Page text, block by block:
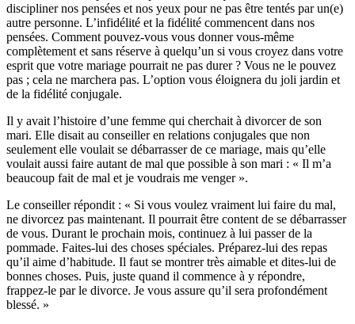
discipliner nos pensées et nos yeux pour ne pas être tentés par un(e)
autre personne. L’infidélité et la fidélité commencent dans nos
pensées. Comment pouvez-vous vous donner vous-même
complètement et sans réserve à quelqu’un si vous croyez dans votre
esprit que votre mariage pourrait ne pas durer ? Vous ne le pouvez
pas ; cela ne marchera pas. L’option vous éloignera du joli jardin et
de la fidélité conjugale.
Il y avait l’histoire d’une femme qui cherchait à divorcer de son
mari. Elle disait au conseiller en relations conjugales que non
seulement elle voulait se débarrasser de ce mariage, mais qu’elle
voulait aussi faire autant de mal que possible à son mari : « Il m’a
beaucoup fait de mal et je voudrais me venger ».
Le conseiller répondit : « Si vous voulez vraiment lui faire du mal,
ne divorcez pas maintenant. Il pourrait être content de se débarrasser
de vous. Durant le prochain mois, continuez à lui passer de la
pommade. Faites-lui des choses spéciales. Préparez-lui des repas
qu’il aime d’habitude. Il faut se montrer très aimable et dites-lui de
bonnes choses. Puis, juste quand il commence à y répondre,
frappez-le par le divorce. Je vous assure qu’il sera profondément
blessé. »